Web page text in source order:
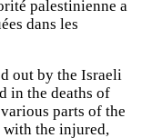
palestinienne a
dans les
out by the Israeli
in the deaths of
parts of the
with the injured,